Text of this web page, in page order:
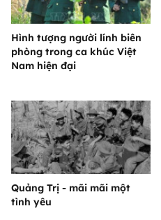
Hình tượng người lính biên
phòng trong ca khúc Việt
Nam hiện đại
Quảng Trị - mãi mãi một
tình yêu